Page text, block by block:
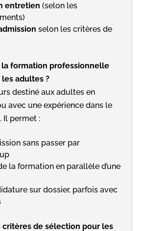
entretien (selon les
selon les critères de
la formation professionnelle
adultes ?
destiné aux adultes en
avec une expérience dans le
Il permet :
sans passer par
la formation en parallèle d’une
sur dossier, parfois avec
critères de sélection pour les